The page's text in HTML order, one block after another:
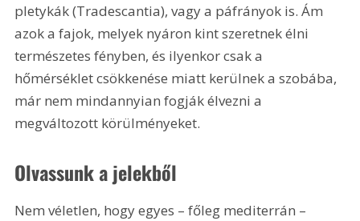
pletykák (Tradescantia), vagy a páfrányok is. Ám
azok a fajok, melyek nyáron kint szeretnek élni
természetes fényben, és ilyenkor csak a
hőmérséklet csökkenése miatt kerülnek a szobába,
már nem mindannyian fogják élvezni a
megváltozott körülményeket.
Olvassunk a jelekből
Nem véletlen, hogy egyes – főleg mediterrán –